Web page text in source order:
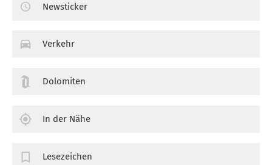
Newsticker
Verkehr
Dolomiten
In der Nähe
Lesezeichen